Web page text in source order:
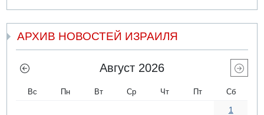
АРХИВ НОВОСТЕЙ ИЗРАИЛЯ
Август 2026
Вс Пн Вт Ср Чт Пт Сб
1